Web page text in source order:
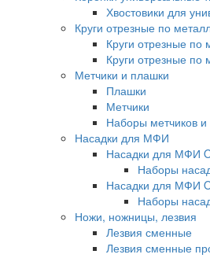
Хвостовики для
Круги отрезные по
Круги отрезные по
Круги отрезные
Метчики и плашки
Плашки
Метчики
Наборы метчиков
Насадки для МФИ
Насадки для МФИ
Наборы
Насадки для МФИ
Наборы
Ножи, ножницы, лезвия
Лезвия сменные
Лезвия сменные